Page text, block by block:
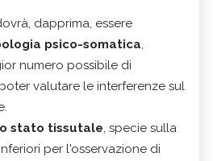
dapprima, essere
psico-somatica,
numero possibile di
valutare le interferenze sul
stato tissutale, specie sulla
per l'osservazione di